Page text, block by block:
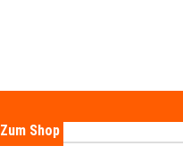
Zum Shop